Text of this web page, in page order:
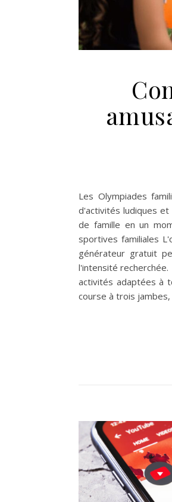
Les Olympiades
d'activités ludiques
de famille en un
sportives familiales
générateur gratuit
l'intensité
activités adaptées à
course à trois